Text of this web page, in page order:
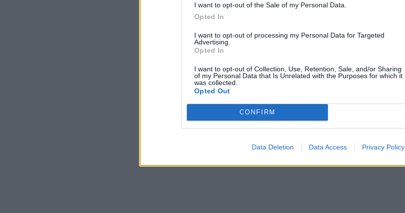
I want to opt-out of the Sale of my Personal Data.
Opted In
I want to opt-out of processing my Personal Data for Targeted
Advertising.
Opted In
I want to opt-out of Collection, Use, Retention, Sale, and/or Sharing
of my Personal Data that Is Unrelated with the Purposes for which it
was collected.
Opted Out
CONFIRM
Data Deletion Data Access Privacy Policy